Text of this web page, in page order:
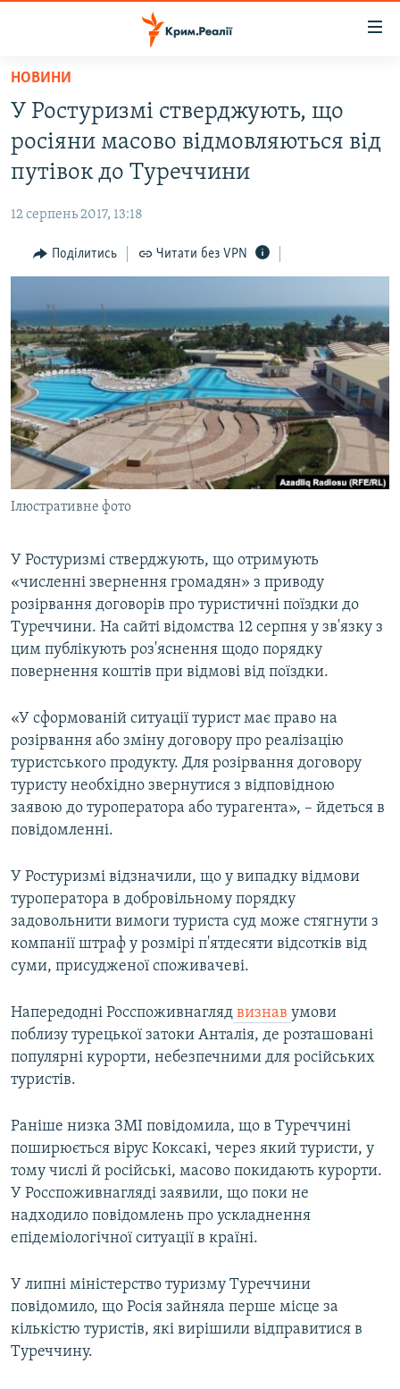
Перейти
основного
матеріалу
Перейти
до
основної
навігації
Перейти
до
ВОДА.КРИМ
ВІДЕО ТА ФОТО
БЛОГИ
ПОГЛЯД
ВСЕ ЗА ДЕНЬ
СПЕЦПРОЕКТИ
ДЕПОРТАЦІЯ
ВІДЕОУРОКИ «ELIFBE»
СВІДЧЕННЯ ОКУПАЦІЇ
УКРАЇНСЬКА ПРОБЛЕМА КРИМУ
ІНФОГРАФІКА
ЯК ОБІЙТИ БЛОКУВАННЯ
Русский
Qırımtatar
ДОЛУЧАЙСЯ!
Усі сайти RFE/RL
НОВИНИ
У Ростуризмі стверджують, що
росіяни масово відмовляються від
путівок до Туреччини
12 серпень 2017, 13:18
Поділитись Читати без VPN
Ілюстративне фото
У Ростуризмі стверджують, що отримують
«численні звернення громадян» з приводу
розірвання договорів про туристичні поїздки до
Туреччини. На сайті відомства 12 серпня у зв'язку з
цим публікують роз'яснення щодо порядку
повернення коштів при відмові від поїздки.
«У сформованій ситуації турист має право на
розірвання або зміну договору про реалізацію
туристського продукту. Для розірвання договору
туристу необхідно звернутися з відповідною
заявою до туроператора або турагента», – йдеться в
повідомленні.
У Ростуризмі відзначили, що у випадку відмови
туроператора в добровільному порядку
задовольнити вимоги туриста суд може стягнути з
компанії штраф у розмірі п'ятдесяти відсотків від
суми, присудженої споживачеві.
Напередодні Росспоживнагляд визнав умови
поблизу турецької затоки Анталія, де розташовані
популярні курорти, небезпечними для російських
туристів.
Раніше низка ЗМІ повідомила, що в Туреччині
поширюється вірус Коксакі, через який туристи, у
тому числі й російські, масово покидають курорти.
У Росспоживнагляді заявили, що поки не
надходило повідомлень про ускладнення
епідеміологічної ситуації в країні.
У липні міністерство туризму Туреччини
повідомило, що Росія зайняла перше місце за
кількістю туристів, які вирішили відправитися в
Туреччину.